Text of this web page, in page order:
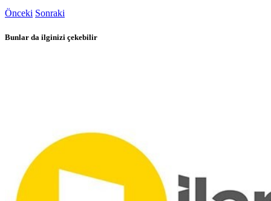
Önceki Sonraki
Bunlar da ilginizi çekebilir